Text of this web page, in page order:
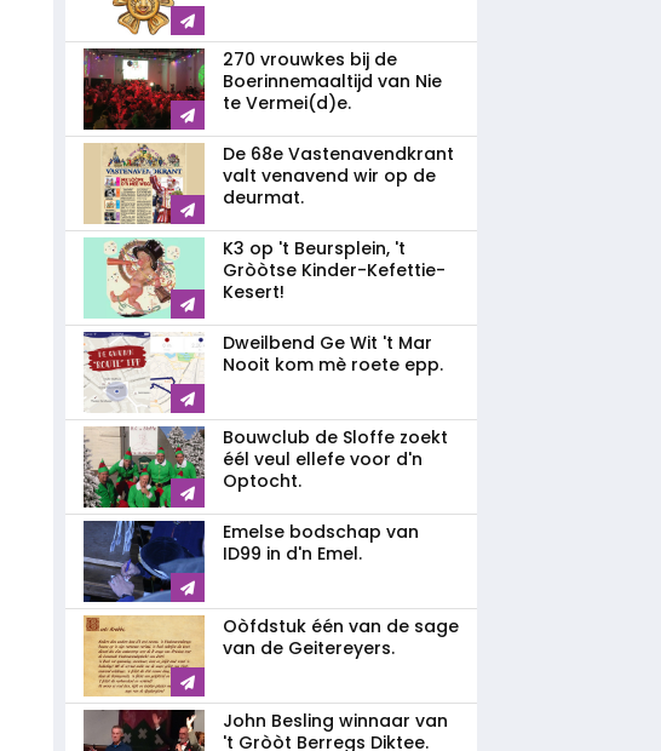
270 vrouwkes bij de
Boerinnemaaltijd van Nie
te Vermei(d)e.
De 68e Vastenavendkrant
valt venavend wir op de
deurmat.
K3 op 't Beursplein, 't
Gròòtse Kinder-Kefettie-
Kesert!
Dweilbend Ge Wit 't Mar
Nooit kom mè roete epp.
Bouwclub de Sloffe zoekt
éél veul ellefe voor d'n
Optocht.
Emelse bodschap van
ID99 in d'n Emel.
Oòfdstuk één van de sage
van de Geitereyers.
John Besling winnaar van
't Gròòt Berregs Diktee.